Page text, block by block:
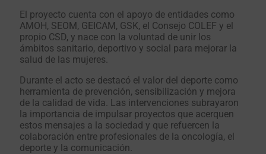
El proyecto cuenta con el apoyo de entidades como
AMOH, SEOM, GEICAM, GSK, el Consejo COLEF y el
propio CSD, y nace con la voluntad de unir los
ámbitos sanitario, deportivo y social para mejorar la
salud de las mujeres.
Durante el acto se destacó el valor del deporte como
herramienta de prevención, sensibilización y mejora
de la calidad de vida. Las intervenciones subrayaron
la importancia de impulsar proyectos que acerquen
estos mensajes a la sociedad y que refuercen la
colaboración entre profesionales de la oncología, el
deporte y la comunicación.